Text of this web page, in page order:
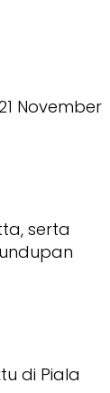
November
serta
di Piala